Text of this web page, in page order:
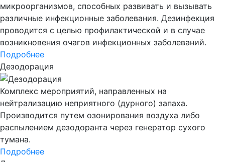
микроорганизмов, способных развивать и вызывать
различные инфекционные заболевания. Дезинфекция
проводится с целью профилактической и в случае
возникновения очагов инфекционных заболеваний.
Подробнее
Дезодорация
Комплекс мероприятий, направленных на
нейтрализацию неприятного (дурного) запаха.
Производится путем озонирования воздуха либо
распылением дезодоранта через генератор сухого
тумана.
Подробнее